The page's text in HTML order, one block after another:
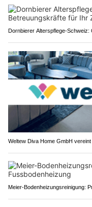
Dornbierer Alterspflege-
Weltew Diva Home GmbH
Meier-Bodenheizungsreinigung: